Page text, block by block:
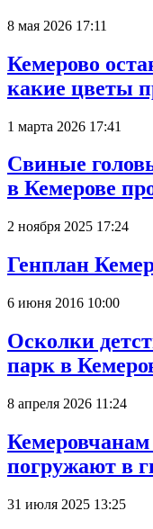
8 мая 2026 17:11
Кемерово
какие цветы
1 марта 2026 17:41
Свиные
в Кемерове
2 ноября 2025 17:24
Генплан
6 июня 2016 10:00
Осколки
парк в
8 апреля 2026 11:24
погружают в
31 июля 2025 13:25